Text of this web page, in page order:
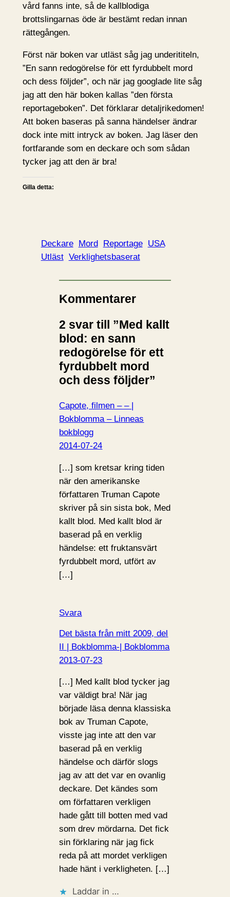
vård fanns inte, så de kallblodiga
brottslingarnas öde är bestämt redan innan
rättegången.
Först när boken var utläst såg jag underititeln,
”En sann redogörelse för ett fyrdubbelt mord
och dess följder”, och när jag googlade lite såg
jag att den här boken kallas ”den första
reportageboken”. Det förklarar detaljrikedomen!
Att boken baseras på sanna händelser ändrar
dock inte mitt intryck av boken. Jag läser den
fortfarande som en deckare och som sådan
tycker jag att den är bra!
Gilla detta:
Deckare Mord Reportage USA
Utläst Verklighetsbaserat
Kommentarer
2 svar till ”Med kallt
blod: en sann
redogörelse för ett
fyrdubbelt mord
och dess följder”
Capote, filmen – – |
Bokblomma – Linneas
bokblogg
2014-07-24
[…] som kretsar kring tiden
när den amerikanske
författaren Truman Capote
skriver på sin sista bok, Med
kallt blod. Med kallt blod är
baserad på en verklig
händelse: ett fruktansvärt
fyrdubbelt mord, utfört av
[…]
Svara
Det bästa från mitt 2009, del
II | Bokblomma-| Bokblomma
2013-07-23
[…] Med kallt blod tycker jag
var väldigt bra! När jag
började läsa denna klassiska
bok av Truman Capote,
visste jag inte att den var
baserad på en verklig
händelse och därför slogs
jag av att det var en ovanlig
deckare. Det kändes som
om författaren verkligen
hade gått till botten med vad
som drev mördarna. Det fick
sin förklaring när jag fick
reda på att mordet verkligen
hade hänt i verkligheten. […]
Laddar in …